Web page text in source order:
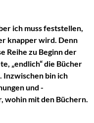
ich muss feststellen,
knapper wird. Denn
Reihe zu Beginn der
„endlich“ die Bücher
Inzwischen bin ich
und -
wohin mit den Büchern.